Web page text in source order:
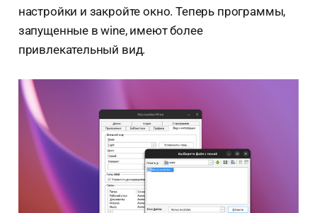
настройки и закройте окно. Теперь программы,
запущенные в wine, имеют более
привлекательный вид.